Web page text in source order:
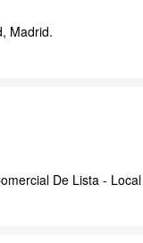
Madrid.
De Lista -